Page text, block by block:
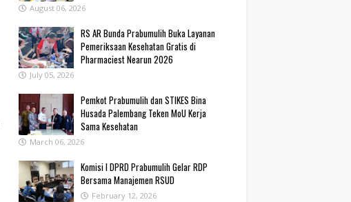
August 06, 2026
RS AR Bunda Prabumulih Buka Layanan
Pemeriksaan Kesehatan Gratis di
Pharmaciest Nearun 2026
July 05, 2026
Pemkot Prabumulih dan STIKES Bina
Husada Palembang Teken MoU Kerja
Sama Kesehatan
March 06, 2026
Komisi I DPRD Prabumulih Gelar RDP
Bersama Manajemen RSUD
February 12, 2026